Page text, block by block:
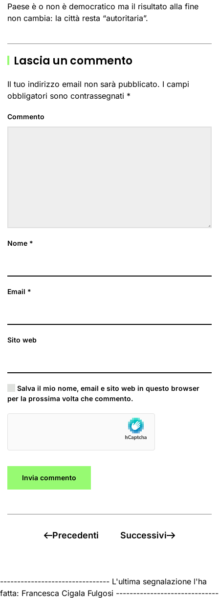
Paese è o non è democratico ma il risultato alla fine
non cambia: la città resta “autoritaria”.
Lascia un commento
Il tuo indirizzo email non sarà pubblicato. I campi
obbligatori sono contrassegnati *
Commento
Nome *
Email *
Sito web
Salva il mio nome, email e sito web in questo browser
per la prossima volta che commento.
Invia commento
Precedenti Successivi
-------------------------------- L'ultima segnalazione l'ha
fatta: Francesca Cigala Fulgosi ------------------------------